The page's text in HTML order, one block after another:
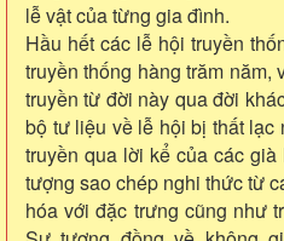
lễ vật của từng gia đình.
Hầu hết các lễ hội truyền
truyền thống hàng trăm
truyền từ đời này qua đời
bộ tư liệu về lễ hội bị thất
truyền qua lời kể của các
tượng sao chép nghi thức từ
hóa với đặc trưng cũng như